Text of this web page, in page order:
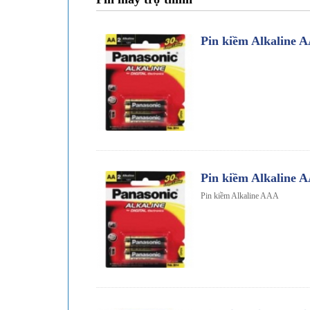
Pin kiềm Alkaline
Pin kiềm Alkaline
Pin kiềm Alkaline AAA